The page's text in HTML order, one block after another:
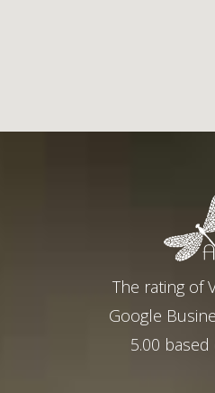
The rating of
Google
5.00 based